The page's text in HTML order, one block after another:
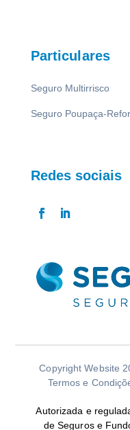
Particulares
Seguro Multirrisco
Seguro Poupaça-
Redes sociais
Copyright Website
Termos e
Autorizada e
de Seguros e